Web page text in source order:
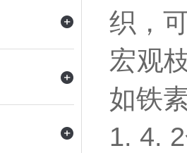
织，
宏观
如铁
1. 4.